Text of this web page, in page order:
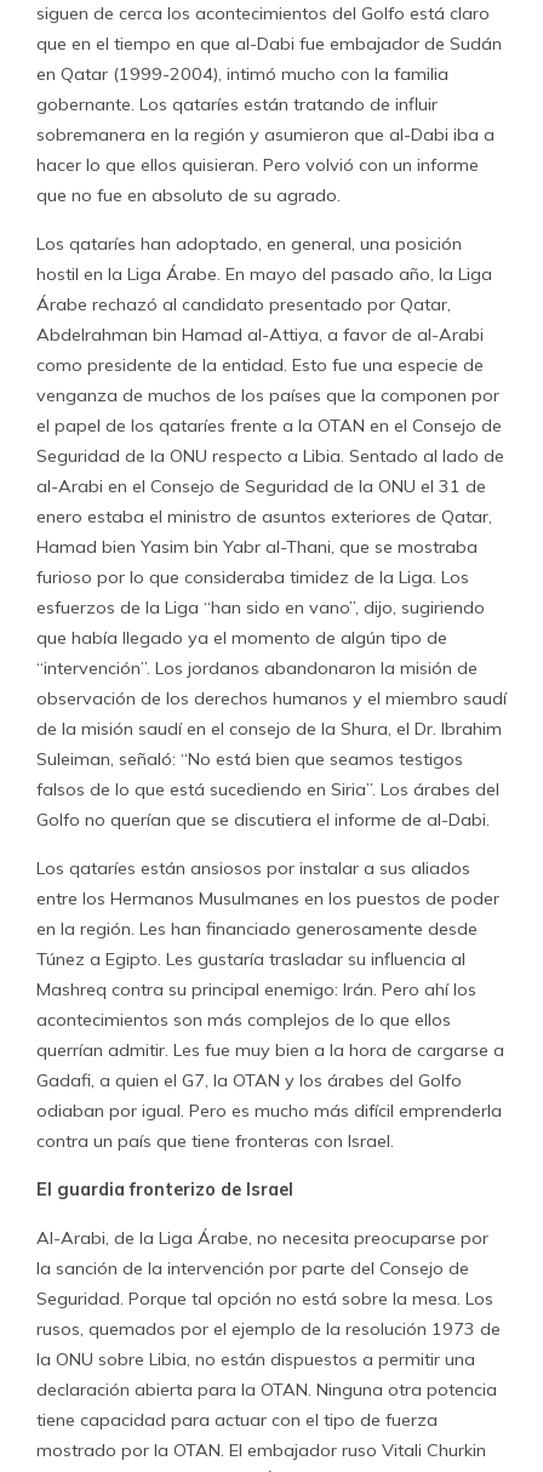
siguen de cerca los acontecimientos del Golfo está claro
que en el tiempo en que al-Dabi fue embajador de Sudán
en Qatar (1999-2004), intimó mucho con la familia
gobernante. Los qataríes están tratando de influir
sobremanera en la región y asumieron que al-Dabi iba a
hacer lo que ellos quisieran. Pero volvió con un informe
que no fue en absoluto de su agrado.
Los qataríes han adoptado, en general, una posición
hostil en la Liga Árabe. En mayo del pasado año, la Liga
Árabe rechazó al candidato presentado por Qatar,
Abdelrahman bin Hamad al-Attiya, a favor de al-Arabi
como presidente de la entidad. Esto fue una especie de
venganza de muchos de los países que la componen por
el papel de los qataríes frente a la OTAN en el Consejo de
Seguridad de la ONU respecto a Libia. Sentado al lado de
al-Arabi en el Consejo de Seguridad de la ONU el 31 de
enero estaba el ministro de asuntos exteriores de Qatar,
Hamad bien Yasim bin Yabr al-Thani, que se mostraba
furioso por lo que consideraba timidez de la Liga. Los
esfuerzos de la Liga “han sido en vano”, dijo, sugiriendo
que había llegado ya el momento de algún tipo de
“intervención”. Los jordanos abandonaron la misión de
observación de los derechos humanos y el miembro saudí
de la misión saudí en el consejo de la Shura, el Dr. Ibrahim
Suleiman, señaló: “No está bien que seamos testigos
falsos de lo que está sucediendo en Siria”. Los árabes del
Golfo no querían que se discutiera el informe de al-Dabi.
Los qataríes están ansiosos por instalar a sus aliados
entre los Hermanos Musulmanes en los puestos de poder
en la región. Les han financiado generosamente desde
Túnez a Egipto. Les gustaría trasladar su influencia al
Mashreq contra su principal enemigo: Irán. Pero ahí los
acontecimientos son más complejos de lo que ellos
querrían admitir. Les fue muy bien a la hora de cargarse a
Gadafi, a quien el G7, la OTAN y los árabes del Golfo
odiaban por igual. Pero es mucho más difícil emprenderla
contra un país que tiene fronteras con Israel.
El guardia fronterizo de Israel
Al-Arabi, de la Liga Árabe, no necesita preocuparse por
la sanción de la intervención por parte del Consejo de
Seguridad. Porque tal opción no está sobre la mesa. Los
rusos, quemados por el ejemplo de la resolución 1973 de
la ONU sobre Libia, no están dispuestos a permitir una
declaración abierta para la OTAN. Ninguna otra potencia
tiene capacidad para actuar con el tipo de fuerza
mostrado por la OTAN. El embajador ruso Vitali Churkin